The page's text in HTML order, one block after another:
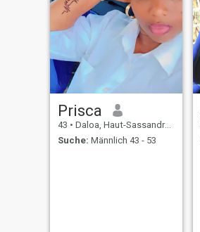
Prisca
43 • Daloa, Haut-Sassandra, Côte d'Ivoire
Suche: Männlich 43 - 53